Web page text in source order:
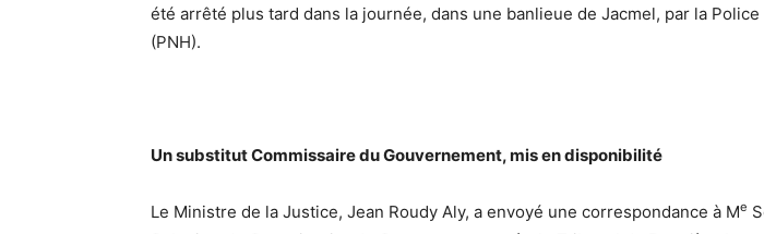
été arrêté plus tard dans la journée, dans une banlieue de Jacmel, par la Police
(PNH).
Un substitut Commissaire du Gouvernement, mis en disponibilité
Le Ministre de la Justice, Jean Roudy Aly, a envoyé une correspondance à Me